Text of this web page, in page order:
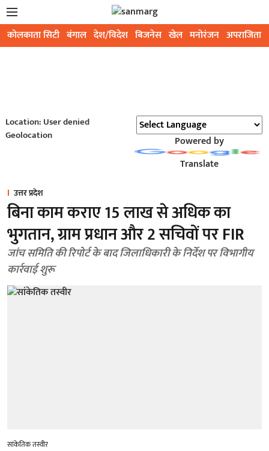
कोलकाता सिटी बंगाल देश/विदेश बिजनेस खेल मनोरंजन अपराजिता
Location: User denied
Geolocation
Powered by
Translate
उत्तर प्रदेश
बिना काम कराए 15 लाख से अधिक का
भुगतान, ग्राम प्रधान और 2 सचिवों पर FIR
जांच समिति की रिपोर्ट के बाद जिलाधिकारी के निर्देश पर विभागीय
कार्रवाई शुरू
सांकेतिक तस्वीर